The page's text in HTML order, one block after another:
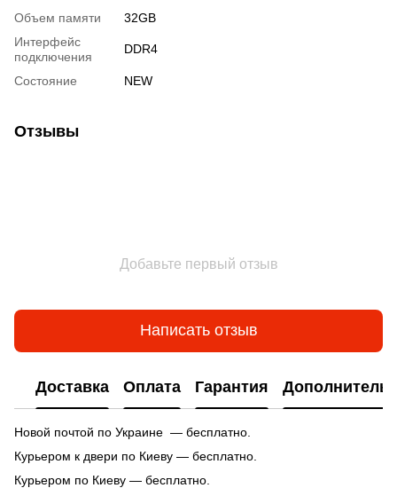
Объем памяти
32GB
Интерфейс
подключения
DDR4
Состояние NEW
Отзывы
Добавьте первый отзыв
Написать отзыв
Доставка Оплата Гарантия
Новой почтой по Украине — бесплатно.
Курьером к двери по Киеву — бесплатно.
Курьером по Киеву — бесплатно.